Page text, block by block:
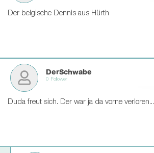
Der belgische Dennis aus Hürth
DerSchwabe
0 Follower
Duda freut sich. Der war ja da vorne verloren...